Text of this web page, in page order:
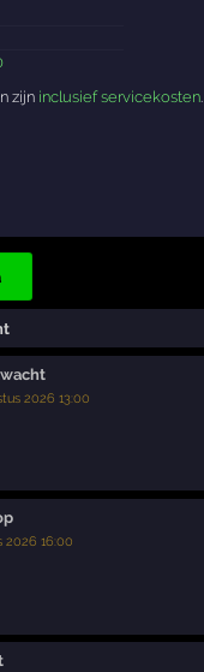
zijn inclusief servicekosten.
2026 13:00
2026 16:00